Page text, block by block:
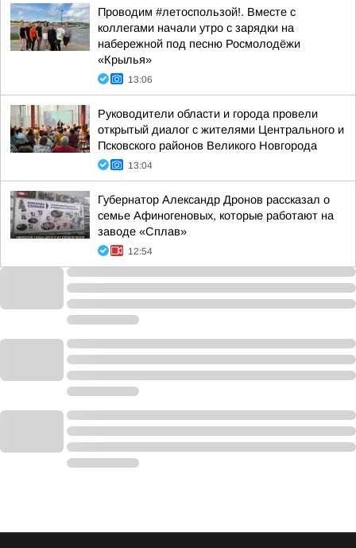
Проводим #летоспользой!. Вместе с
коллегами начали утро с зарядки на
набережной под песню Росмолодёжи
«Крылья»
13:06
Руководители области и города провели
открытый диалог с жителями Центрального и
Псковского районов Великого Новгорода
13:04
Губернатор Александр Дронов рассказал о
семье Афиногеновых, которые работают на
заводе «Сплав»
12:54